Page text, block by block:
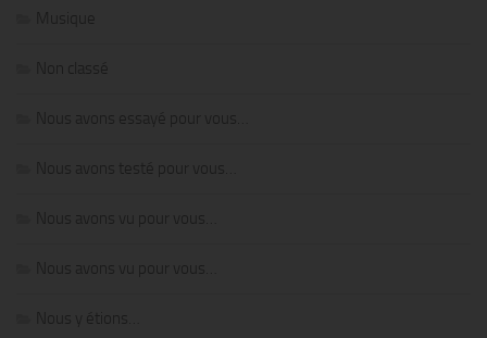
Musique
Non classé
Nous avons essayé pour vous…
Nous avons testé pour vous…
Nous avons vu pour vous…
Nous avons vu pour vous…
Nous y étions…